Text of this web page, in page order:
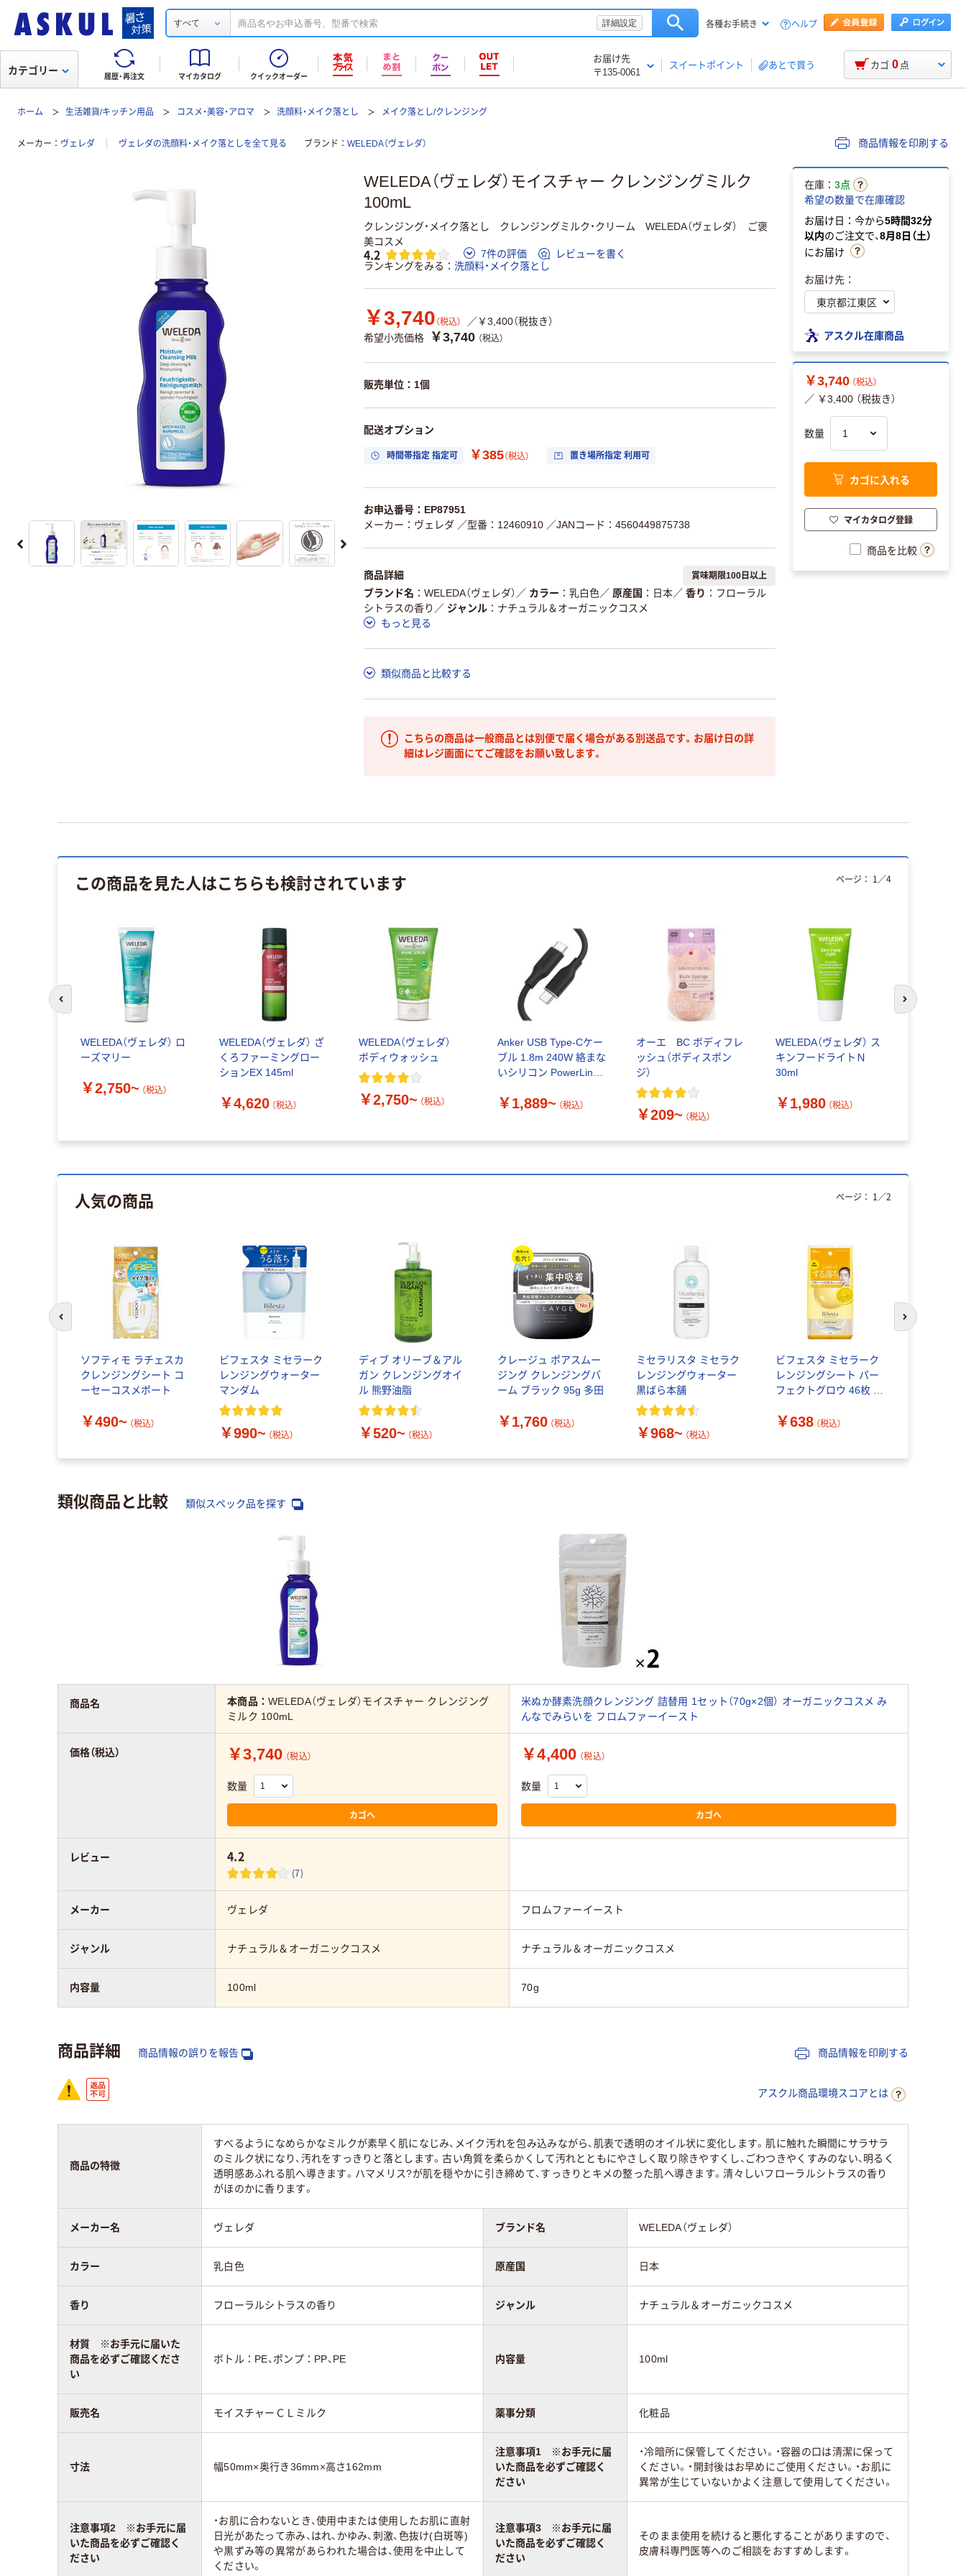
すべて 詳細設定 各種お手続き ヘルプ
履歴・再注文 マイカタログ クイックオーダー
お届け先
〒135-0061
スイートポイント あとで買う
カテゴリー カゴ 0 点
ホーム 生活雑貨/キッチン用品 コスメ・美容・アロマ 洗顔料・メイク落とし メイク落とし/クレンジング
メーカー ヴェレダ ヴェレダの洗顔料・メイク落としを全て見る ブランド WELEDA（ヴェレダ） 商品情報を印刷する
WELEDA（ヴェレダ）モイスチャー クレンジングミルク
100mL
クレンジング・メイク落とし クレンジングミルク・クリーム WELEDA（ヴェレダ） ご褒
美コスメ
4.2 7件の評価
レビューを書く
ランキングをみる
洗顔料・メイク落とし
￥3,740 （税込）
／￥3,400（税抜き）
希望小売価格
￥3,740 （税込）
販売単位：1個
配送オプション
時間帯指定 指定可 ￥385（税込） 置き場所指定 利用可
お申込番号：EP87951
メーカー：ヴェレダ ／型番：12460910 ／JANコード：4560449875738
商品詳細 賞味期限100日以上
ブランド名 WELEDA（ヴェレダ） ／ カラー 乳白色 ／ 原産国 日本／ 香り
フローラル
シトラスの香り ／ ジャンル
ナチュラル＆オーガニックコスメ
もっと見る
類似商品と比較する
こちらの商品は一般商品とは別便で届く場合がある別送品です。お届け日の詳
細はレジ画面にてご確認をお願い致します。
在庫： 3点
希望の数量で在庫確認
お届け日：今から5時間32分
以内のご注文で、8月8日（土）
にお届け
お届け先：
アスクル在庫商品
￥3,740 （税込）
／ ￥3,400 （税抜き）
数量
カゴに入れる
マイカタログ登録
商品を比較
この商品を見た人はこちらも検討されています
WELEDA（ヴェレダ） ロ
ーズマリー
￥2,750~ （税込）
WELEDA（ヴェレダ） ざ
くろファーミングロー
ションEX 145ml
￥4,620 （税込）
WELEDA（ヴェレダ）
ボディウォッシュ
￥2,750~ （税込）
Anker USB Type-Cケー
ブル 1.8m 240W 絡まな
いシリコン PowerLine
￥1,889~ （税込）
オーエ BC ボディフレ
ッシュ（ボディスポン
ジ）
￥209~ （税込）
WELEDA（ヴェレダ） ス
キンフードライトＮ
30ml
￥1,980 （税込）
ページ： 1 ／4
前のスライドへ 次のスライド
人気の商品
ソフティモ ラチェスカ
クレンジングシート コ
ーセーコスメポート
￥490~ （税込）
ビフェスタ ミセラーク
レンジングウォーター
マンダム
￥990~ （税込）
ディブ オリーブ＆アル
ガン クレンジングオイ
ル 熊野油脂
￥520~ （税込）
クレージュ ポアスムー
ジング クレンジングバ
ーム ブラック 95g 多田
￥1,760 （税込）
ミセラリスタ ミセラク
レンジングウォーター
黒ばら本舗
￥968~ （税込）
ビフェスタ ミセラーク
レンジングシート パー
フェクトグロウ 46枚 マ
￥638 （税込）
ページ： 1 ／2
前のスライドへ 次のスライド
類似商品と比較 類似スペック品を探す
商品名 本商品：WELEDA（ヴェレダ）モイスチャー クレンジング
ミルク 100mL
米ぬか酵素洗顔クレンジング 詰替用 1セット（70g×2個） オーガニックコスメ み
んなでみらいを フロムファーイースト
価格（税込） ￥3,740 （税込）
数量
カゴへ
￥4,400 （税込）
数量
カゴへ
レビュー 4.2
(7)
メーカー ヴェレダ フロムファーイースト
ジャンル ナチュラル＆オーガニックコスメ ナチュラル＆オーガニックコスメ
内容量 100ml 70g
商品詳細 商品情報の誤りを報告 商品情報を印刷する
アスクル商品環境スコアとは
商品の特徴
すべるようになめらかなミルクが素早く肌になじみ、メイク汚れを包み込みながら、肌表で透明のオイル状に変化します。肌に触れた瞬間にサラサラ
のミルク状になり、汚れをすっきりと落とします。古い角質を柔らかくして汚れとともにやさしく取り除きやすくし、ごわつきやくすみのない、明るく
透明感あふれる肌へ導きます。ハマメリス?が肌を穏やかに引き締めて、すっきりとキメの整った肌へ導きます。清々しいフローラルシトラスの香り
がほのかに香ります。
メーカー名 ヴェレダ ブランド名 WELEDA（ヴェレダ）
カラー 乳白色 原産国 日本
香り フローラルシトラスの香り ジャンル ナチュラル＆オーガニックコスメ
材質 ※お手元に届いた
商品を必ずご確認くださ
い
ボトル：PE、ポンプ：PP、PE 内容量 100ml
販売名 モイスチャーＣＬミルク 薬事分類 化粧品
寸法 幅50mm×奥行き36mm×高さ162mm
注意事項1 ※お手元に届
いた商品を必ずご確認く
ださい
・冷暗所に保管してください。・容器の口は清潔に保って
ください。・開封後はお早めにご使用ください。・お肌に
異常が生じていないかよく注意して使用してください。
注意事項2 ※お手元に届
いた商品を必ずご確認く
ださい
・お肌に合わないとき、使用中または使用したお肌に直射
日光があたって赤み、はれ、かゆみ、刺激、色抜け(白斑等)
や黒ずみ等の異常があらわれた場合は、使用を中止して
ください。
注意事項3 ※お手元に届
いた商品を必ずご確認く
ださい
そのまま使用を続けると悪化することがありますので、
皮膚科専門医等へのご相談をおすすめします。